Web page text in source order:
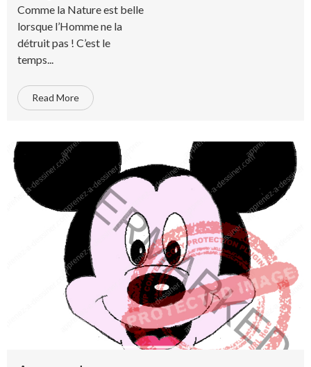
Comme la Nature est belle
lorsque l’Homme ne la
détruit pas ! C’est le
temps...
Read More